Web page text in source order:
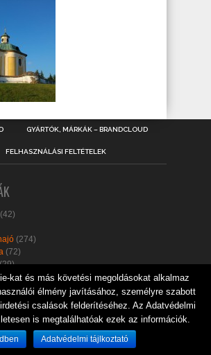
GYÁRTÓK, MÁRKÁK – BRANDCLOUD
FELHASZNÁLÁSI FELTÉTELEK
(42)
(274)
(72)
(191)
(77)
kat és más követési megoldásokat alkalmaz
élmény javításához, személyre szabott
csalások felderítéséhez. Az Adatvédelmi
is megtalálhatóak ezek az információk.
Adatvédelmi tájlkoztató